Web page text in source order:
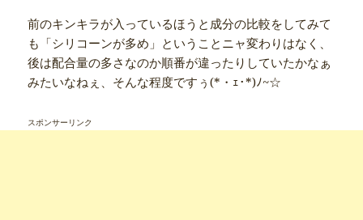
前のキンキラが入っているほうと成分の比較をしてみて
も「シリコーンが多め」ということニャ変わりはなく、
後は配合量の多さなのか順番が違ったりしていたかなぁ
みたいなねぇ、そんな程度ですぅ(*・ｪ･*)ﾉ~☆
スポンサーリンク